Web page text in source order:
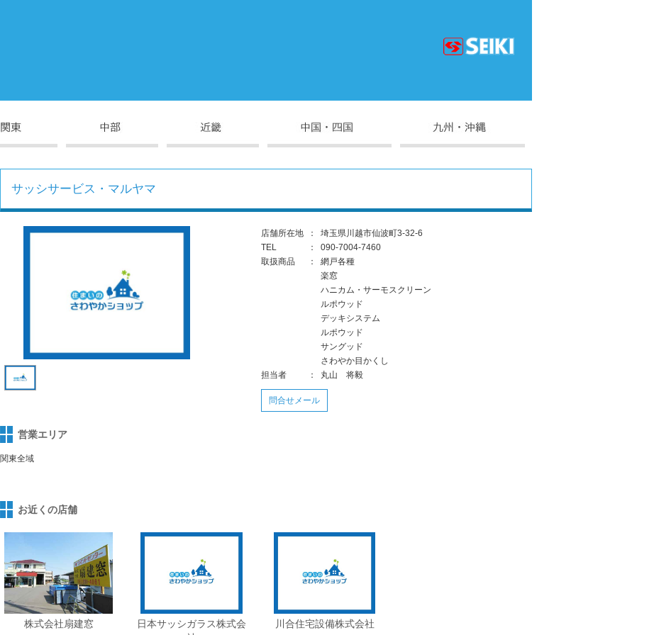
サッシサービス・マルヤマ
店舗所在地 ：
埼玉県川越市仙波町3-32-6
TEL
：
090-7004-7460
取扱商品
：
網戸各種
楽窓
ハニカム・サーモスクリーン
ルポウッド
デッキシステム
ルポウッド
サングッド
さわやか目かくし
担当者
： 丸山 将毅
問合せメール
営業エリア
関東全域
お近くの店舗
株式会社扇建窓
日本サッシガラス株式会
川合住宅設備株式会社